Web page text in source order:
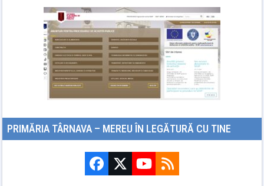
PRIMĂRIA TÂRNAVA – MEREU ÎN LEGĂTURĂ CU TINE
Facebook
TwitterYouTube
RSS